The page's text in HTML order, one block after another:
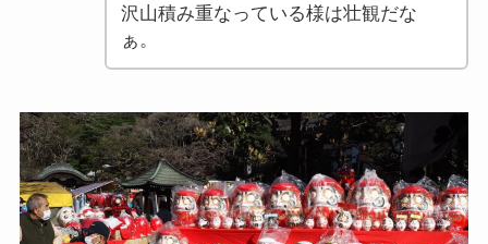
沢山積み重なっている様は壮観だな
ぁ。